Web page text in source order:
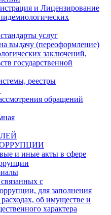
и Лицензирование
услуг
выдачу (переоформление)
заключений,
государственной
реестры
обращений
и иные акты в сфере
с
для заполнения
об имуществе и
характера